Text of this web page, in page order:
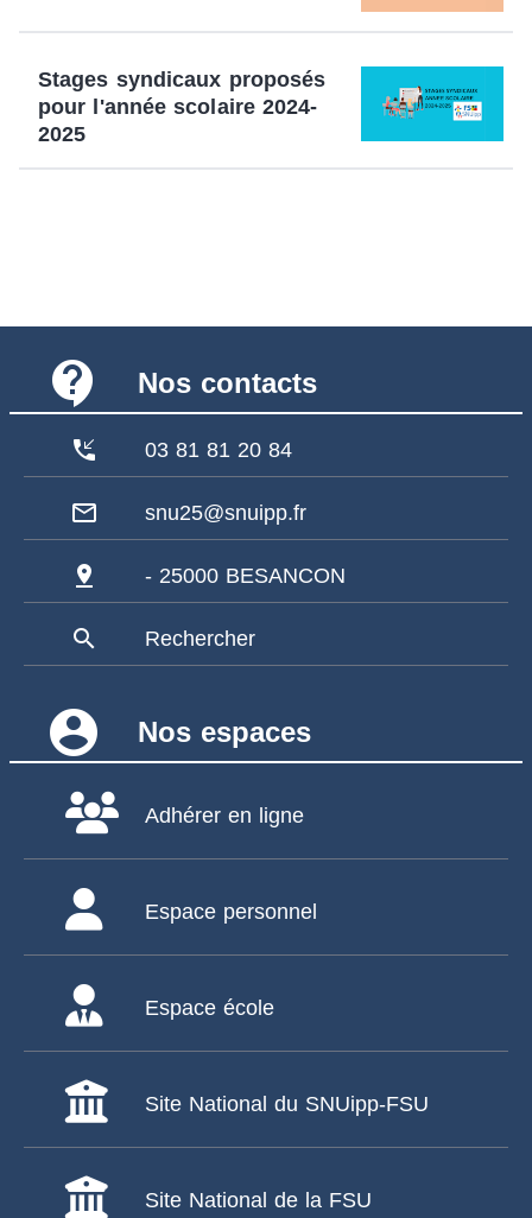
Stages syndicaux proposés
pour l'année scolaire 2024-
2025
contact_support Nos contacts
phone_callback 03 81 81 20 84
mail_outline snu25@snuipp.fr
pin_drop - 25000 BESANCON
search Rechercher
account_circle Nos espaces
Adhérer en ligne
Espace personnel
Espace école
Site National du SNUipp-FSU
Site National de la FSU